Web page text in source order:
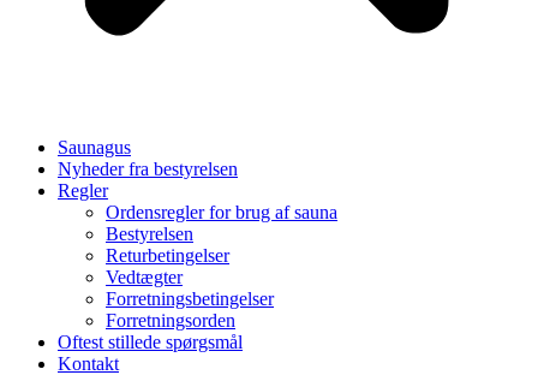
Saunagus
Nyheder fra bestyrelsen
Regler
Ordensregler for brug af sauna
Bestyrelsen
Returbetingelser
Vedtægter
Forretningsbetingelser
Forretningsorden
Oftest stillede spørgsmål
Kontakt